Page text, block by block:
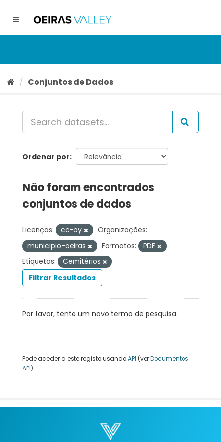
conteúdo
Toggle
Conjuntos de Dados
Ordenar por
Não foram encontrados
conjuntos de dados
Licenças: cc-by
Organizações:
municipio-oeiras
Formatos:
PDF
Etiquetas:
Cemitérios
Filtrar Resultados
Por favor, tente um novo termo de pesquisa.
Pode aceder a este registo usandoAPI (verDocumentos
API).